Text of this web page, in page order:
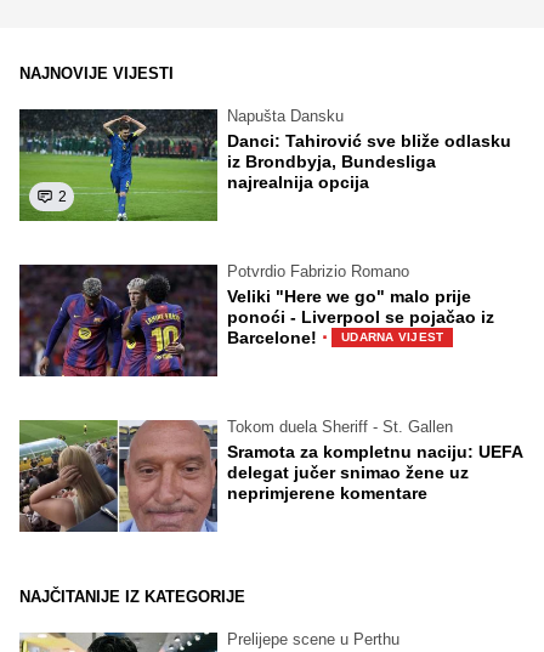
NAJNOVIJE VIJESTI
2
Napušta Dansku
Danci: Tahirović sve bliže odlasku
iz Brondbyja, Bundesliga
najrealnija opcija
Potvrdio Fabrizio Romano
Veliki "Here we go" malo prije
ponoći - Liverpool se pojačao iz
Barcelone! · UDARNA VIJEST
Tokom duela Sheriff - St. Gallen
Sramota za kompletnu naciju: UEFA
delegat jučer snimao žene uz
neprimjerene komentare
NAJČITANIJE IZ KATEGORIJE
Prelijepe scene u Perthu